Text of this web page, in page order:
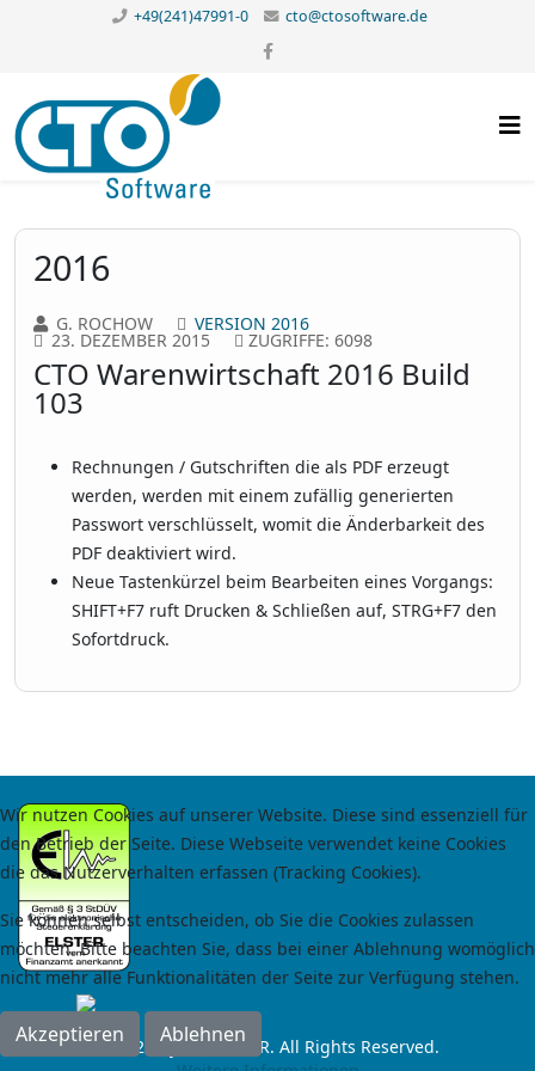
+49(241)47991-0 cto@ctosoftware.de
2016
G. ROCHOW VERSION 2016
23. DEZEMBER 2015 ZUGRIFFE: 6098
CTO Warenwirtschaft 2016 Build
103
Rechnungen / Gutschriften die als PDF erzeugt
werden, werden mit einem zufällig generierten
Passwort verschlüsselt, womit die Änderbarkeit des
PDF deaktiviert wird.
Neue Tastenkürzel beim Bearbeiten eines Vorgangs:
SHIFT+F7 ruft Drucken & Schließen auf, STRG+F7 den
Sofortdruck.
© 2024 by RoCas GbR. All Rights Reserved.
Wir nutzen Cookies auf unserer Website. Diese sind essenziell für
den Betrieb der Seite. Diese Webseite verwendet keine Cookies
die das Nutzerverhalten erfassen (Tracking Cookies).
Sie können selbst entscheiden, ob Sie die Cookies zulassen
möchten. Bitte beachten Sie, dass bei einer Ablehnung womöglich
nicht mehr alle Funktionalitäten der Seite zur Verfügung stehen.
Akzeptieren Ablehnen